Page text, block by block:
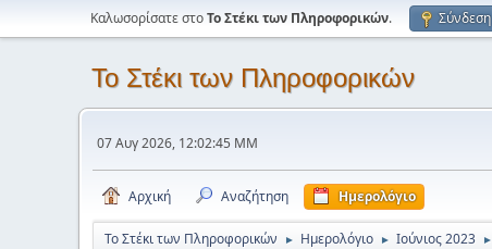
Καλωσορίσατε στοΤο Στέκι των Πληροφορικών. Σύνδεση
Το Στέκι των Πληροφορικών
07 Αυγ 2026, 12:02:45 ΜΜ
Αρχική Αναζήτηση Ημερολόγιο
Το Στέκι των Πληροφορικών ► Ημερολόγιο ► Ιούνιος 2023 ►